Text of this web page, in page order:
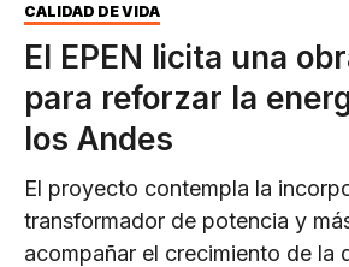
CALIDAD DE VIDA
El EPEN licita una
para reforzar la
los Andes
El proyecto contempla la
transformador de potencia y
acompañar el crecimiento de la